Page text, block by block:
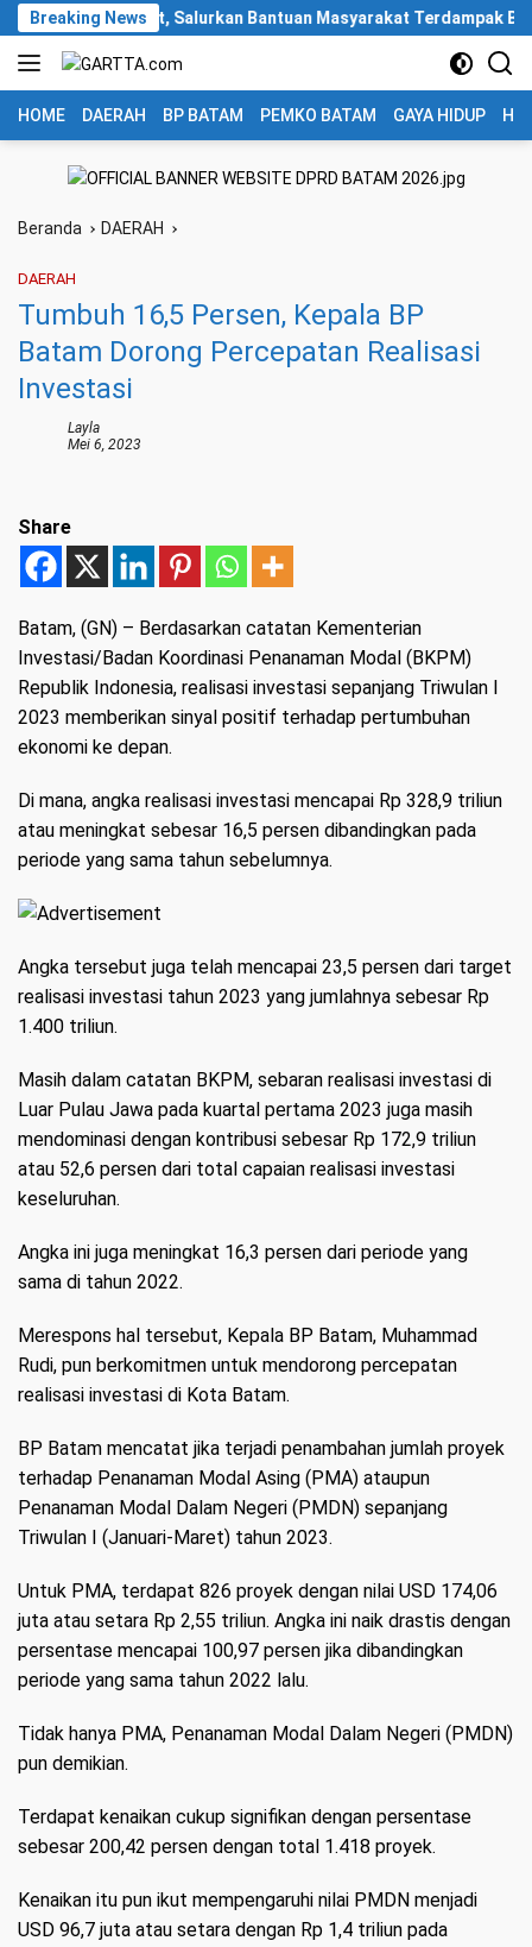
Langsung
ke
konten
Breaking News
Cepat, Salurkan Bantuan Masyarakat Terdampak Bencana
HOME DAERAH BP BATAM PEMKO BATAM GAYA HIDUP
Beranda DAERAH
DAERAH
Tumbuh 16,5 Persen, Kepala BP
Batam Dorong Percepatan Realisasi
Investasi
Layla
Mei 6, 2023
Share
Batam, (GN) – Berdasarkan catatan Kementerian
Investasi/Badan Koordinasi Penanaman Modal (BKPM)
Republik Indonesia, realisasi investasi sepanjang Triwulan I
2023 memberikan sinyal positif terhadap pertumbuhan
ekonomi ke depan.
Di mana, angka realisasi investasi mencapai Rp 328,9 triliun
atau meningkat sebesar 16,5 persen dibandingkan pada
periode yang sama tahun sebelumnya.
Angka tersebut juga telah mencapai 23,5 persen dari target
realisasi investasi tahun 2023 yang jumlahnya sebesar Rp
1.400 triliun.
Masih dalam catatan BKPM, sebaran realisasi investasi di
Luar Pulau Jawa pada kuartal pertama 2023 juga masih
mendominasi dengan kontribusi sebesar Rp 172,9 triliun
atau 52,6 persen dari total capaian realisasi investasi
keseluruhan.
Angka ini juga meningkat 16,3 persen dari periode yang
sama di tahun 2022.
Merespons hal tersebut, Kepala BP Batam, Muhammad
Rudi, pun berkomitmen untuk mendorong percepatan
realisasi investasi di Kota Batam.
BP Batam mencatat jika terjadi penambahan jumlah proyek
terhadap Penanaman Modal Asing (PMA) ataupun
Penanaman Modal Dalam Negeri (PMDN) sepanjang
Triwulan I (Januari-Maret) tahun 2023.
Untuk PMA, terdapat 826 proyek dengan nilai USD 174,06
juta atau setara Rp 2,55 triliun. Angka ini naik drastis dengan
persentase mencapai 100,97 persen jika dibandingkan
periode yang sama tahun 2022 lalu.
Tidak hanya PMA, Penanaman Modal Dalam Negeri (PMDN)
pun demikian.
Terdapat kenaikan cukup signifikan dengan persentase
sebesar 200,42 persen dengan total 1.418 proyek.
Kenaikan itu pun ikut mempengaruhi nilai PMDN menjadi
USD 96,7 juta atau setara dengan Rp 1,4 triliun pada